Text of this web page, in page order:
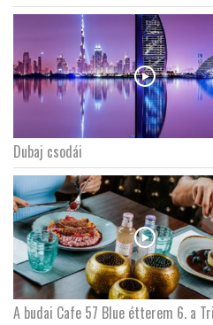
Dubaj csodái
A budai Cafe 57 Blue étterem 6. a